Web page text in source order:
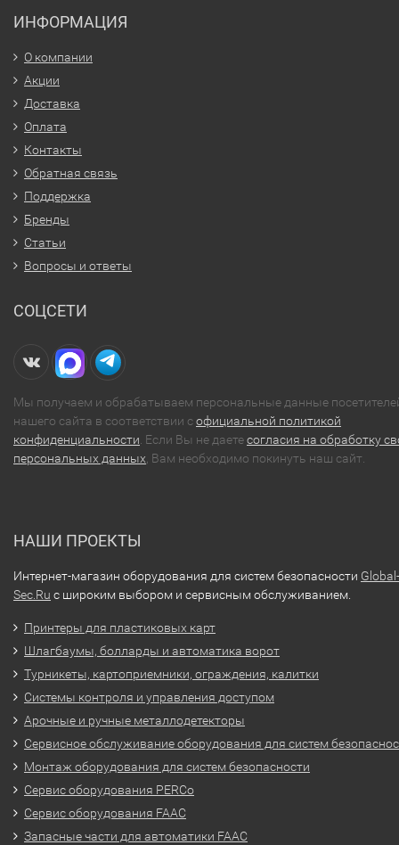
ИНФОРМАЦИЯ
О компании
Акции
Доставка
Оплата
Контакты
Обратная связь
Поддержка
Бренды
Статьи
Вопросы и ответы
СОЦСЕТИ
Мы получаем и обрабатываем персональные данные
нашего сайта в соответствии софициальной политикой
конфиденциальности. Если Вы не даетесогласия на обработку
персональных данных, Вам необходимо покинуть наш сайт.
НАШИ ПРОЕКТЫ
Интернет-магазин оборудования для систем безопасности Global-
Sec.Ru с широким выбором и сервисным обслуживанием.
Принтеры для пластиковых карт
Шлагбаумы, болларды и автоматика ворот
Турникеты, картоприемники, ограждения, калитки
Системы контроля и управления доступом
Арочные и ручные металлодетекторы
Сервисное обслуживание оборудования для систем
Монтаж оборудования для систем безопасности
Сервис оборудования PERCo
Сервис оборудования FAAC
Запасные части для автоматики FAAC